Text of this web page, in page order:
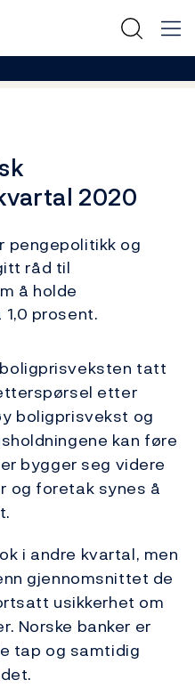
2020
pengepolitikk og
råd til
å holde
prosent.
tatt
etter
boligprisvekst og
kan føre
bygger seg videre
og foretak synes å
i andre kvartal, men
gjennomsnittet de
usikkerhet om
Norske banker er
tap og samtidig